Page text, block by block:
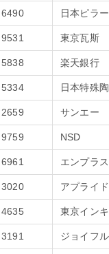
6490 日本ピラ
9531 東京瓦斯
5838 楽天銀行
5334 日本特殊
2659 サンエー
9759 NSD
6961 エンプラス
3020 アプライド
4635 東京インキ
3191 ジョイフ